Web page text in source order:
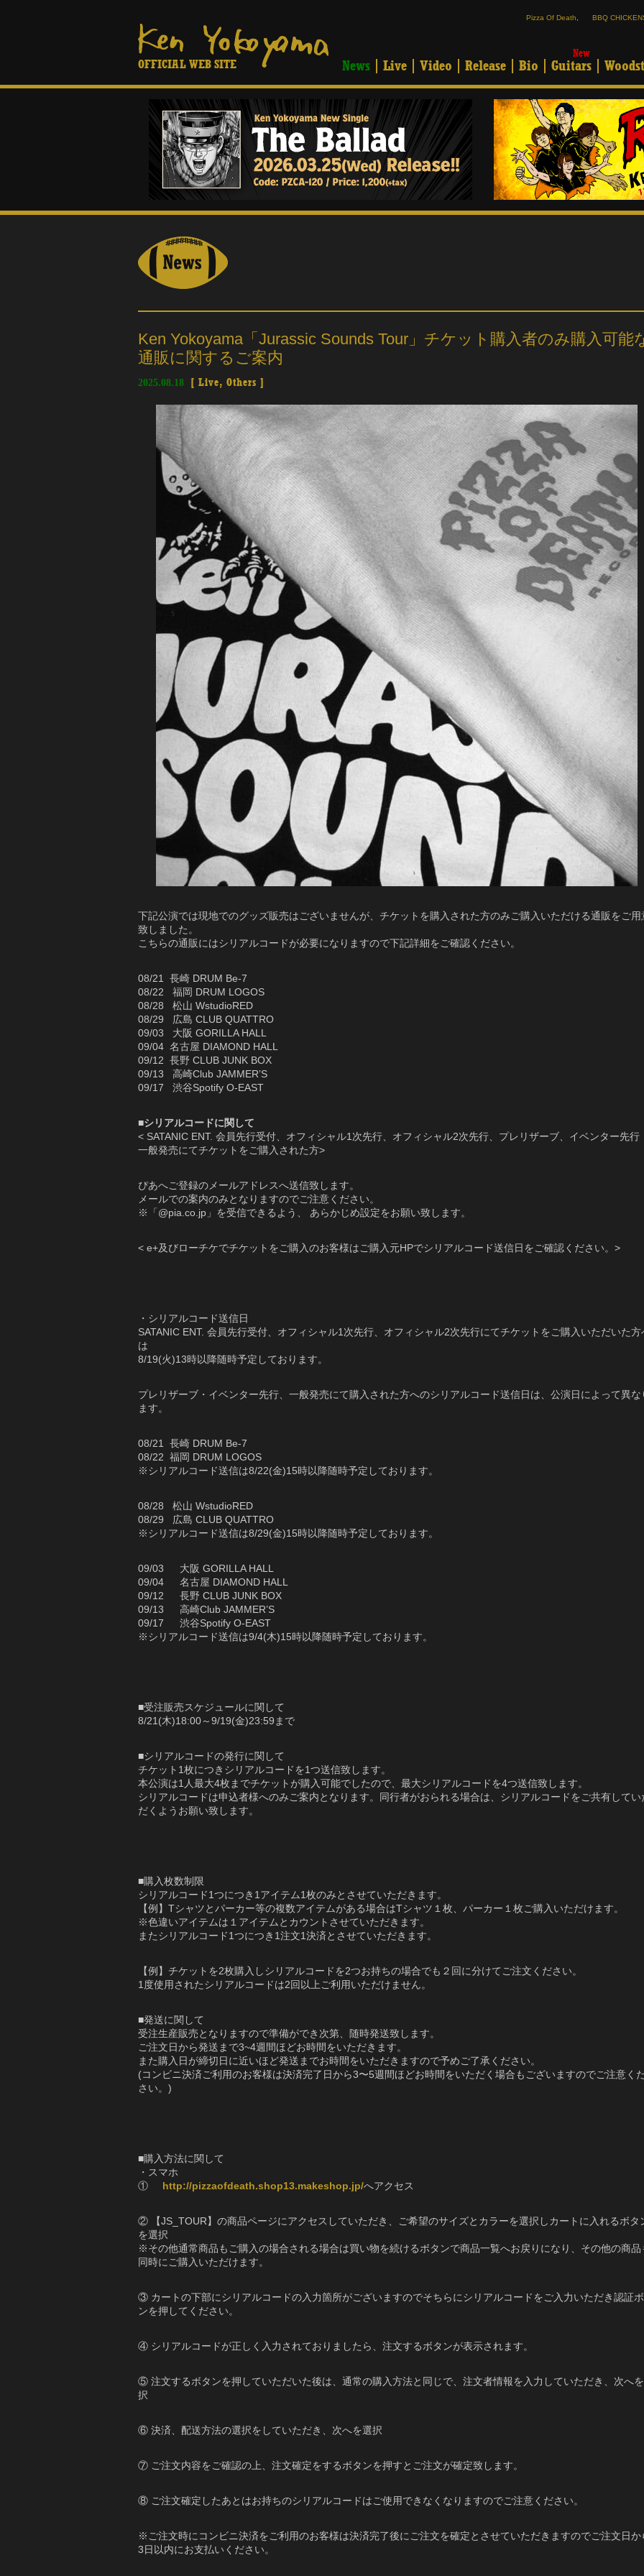
OFFICIAL WEB SITE
Pizza Of Death BBQ
News Live Video Release Bio
New
Guitars
Ken Yokoyama「Jurassic Sounds Tour」チケット購入者のみ購入可能
通販に関するご案内
2025.08.18 [ Live, Others ]
下記公演では現地でのグッズ販売はございませんが、チケットを購入された方のみご購入いただける通販をご用
致しました。
こちらの通販にはシリアルコードが必要になりますので下記詳細をご確認ください。
08/21 長崎 DRUM Be-7
08/22 福岡 DRUM LOGOS
08/28 松山 WstudioRED
08/29 広島 CLUB QUATTRO
09/03 大阪 GORILLA HALL
09/04 名古屋 DIAMOND HALL
09/12 長野 CLUB JUNK BOX
09/13 高崎Club JAMMER’S
09/17 渋谷Spotify O-EAST
■シリアルコードに関して
< SATANIC ENT. 会員先行受付、オフィシャル1次先行、オフィシャル2次先行、プレリザーブ、イベンター先行
一般発売にてチケットをご購入された方>
ぴあへご登録のメールアドレスへ送信致します。
メールでの案内のみとなりますのでご注意ください。
※「@pia.co.jp」を受信できるよう、 あらかじめ設定をお願い致します。
< e+及びローチケでチケットをご購入のお客様はご購入元HPでシリアルコード送信日をご確認ください。>
・シリアルコード送信日
SATANIC ENT. 会員先行受付、オフィシャル1次先行、オフィシャル2次先行にてチケットをご購入いただいた方
は
8/19(火)13時以降随時予定しております。
プレリザーブ・イベンター先行、一般発売にて購入された方へのシリアルコード送信日は、公演日によって異な
ます。
08/21 長崎 DRUM Be-7
08/22 福岡 DRUM LOGOS
※シリアルコード送信は8/22(金)15時以降随時予定しております。
08/28 松山 WstudioRED
08/29 広島 CLUB QUATTRO
※シリアルコード送信は8/29(金)15時以降随時予定しております。
09/03 大阪 GORILLA HALL
09/04 名古屋 DIAMOND HALL
09/12 長野 CLUB JUNK BOX
09/13 高崎Club JAMMER’S
09/17 渋谷Spotify O-EAST
※シリアルコード送信は9/4(木)15時以降随時予定しております。
■受注販売スケジュールに関して
8/21(木)18:00～9/19(金)23:59まで
■シリアルコードの発行に関して
チケット1枚につきシリアルコードを1つ送信致します。
本公演は1人最大4枚までチケットが購入可能でしたので、最大シリアルコードを4つ送信致します。
シリアルコードは申込者様へのみご案内となります。同行者がおられる場合は、シリアルコードをご共有してい
だくようお願い致します。
■購入枚数制限
シリアルコード1つにつき1アイテム1枚のみとさせていただきます。
【例】Tシャツとパーカー等の複数アイテムがある場合はTシャツ１枚、パーカー１枚ご購入いただけます。
※色違いアイテムは１アイテムとカウントさせていただきます。
またシリアルコード1つにつき1注文1決済とさせていただきます。
【例】チケットを2枚購入しシリアルコードを2つお持ちの場合でも２回に分けてご注文ください。
1度使用されたシリアルコードは2回以上ご利用いただけません。
■発送に関して
受注生産販売となりますので準備ができ次第、随時発送致します。
ご注文日から発送まで3~4週間ほどお時間をいただきます。
また購入日が締切日に近いほど発送までお時間をいただきますので予めご了承ください。
(コンビニ決済ご利用のお客様は決済完了日から3〜5週間ほどお時間をいただく場合もございますのでご注意く
さい。)
■購入方法に関して
・スマホ
①
http://pizzaofdeath.shop13.makeshop.jp/へアクセス
② 【JS_TOUR】の商品ページにアクセスしていただき、ご希望のサイズとカラーを選択しカートに入れるボタ
を選択
※その他通常商品もご購入の場合される場合は買い物を続けるボタンで商品一覧へお戻りになり、その他の商品
同時にご購入いただけます。
③ カートの下部にシリアルコードの入力箇所がございますのでそちらにシリアルコードをご入力いただき認証
ンを押してください。
④ シリアルコードが正しく入力されておりましたら、注文するボタンが表示されます。
⑤ 注文するボタンを押していただいた後は、通常の購入方法と同じで、注文者情報を入力していただき、次へ
択
⑥ 決済、配送方法の選択をしていただき、次へを選択
⑦ ご注文内容をご確認の上、注文確定をするボタンを押すとご注文が確定致します。
⑧ ご注文確定したあとはお持ちのシリアルコードはご使用できなくなりますのでご注意ください。
※ご注文時にコンビニ決済をご利用のお客様は決済完了後にご注文を確定とさせていただきますのでご注文日か
3日以内にお支払いください。